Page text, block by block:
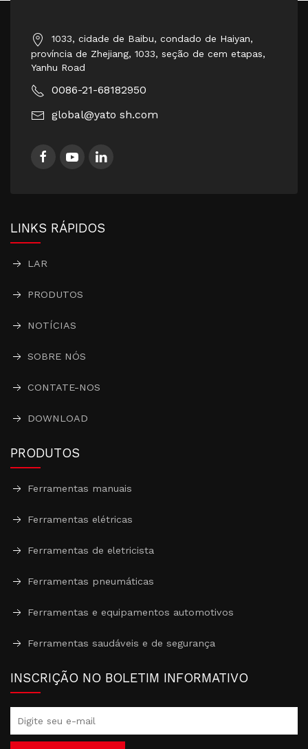
1033, cidade de Baibu, condado de Haiyan,
província de Zhejiang, 1033, seção de cem etapas,
Yanhu Road
0086-21-68182950
global@yato sh.com
LINKS RÁPIDOS
LAR
PRODUTOS
NOTÍCIAS
SOBRE NÓS
CONTATE-NOS
DOWNLOAD
PRODUTOS
Ferramentas manuais
Ferramentas elétricas
Ferramentas de eletricista
Ferramentas pneumáticas
Ferramentas e equipamentos automotivos
Ferramentas saudáveis ​​e de segurança
INSCRIÇÃO NO BOLETIM INFORMATIVO